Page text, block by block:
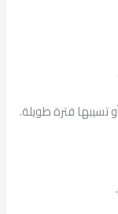
تسيبها فترة طويلة.